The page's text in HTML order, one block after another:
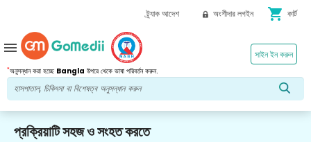
ট্র্যাক আদেশ অংশীদার লগইন shopping_cart কার্ট
*অনুসন্ধান করা হচ্ছে Bangla উপরে থেকে ভাষা পরিবর্তন করুন.
সাইন ইন করুন
menu
প্রক্রিয়াটি সহজ ও সংহত করতে